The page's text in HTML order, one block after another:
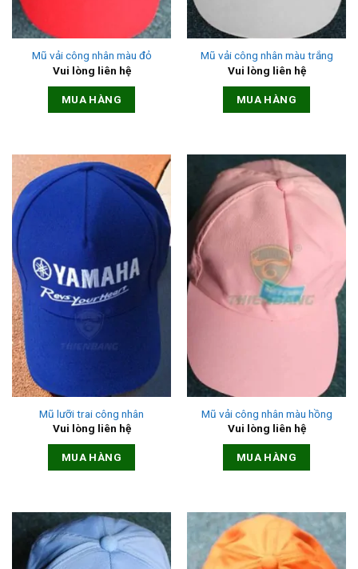
Mũ vải công nhân màu đỏ
Vui lòng liên hệ
MUA HÀNG
Mũ vải công nhân màu trắng
Vui lòng liên hệ
MUA HÀNG
Mũ lưỡi trai công nhân
Vui lòng liên hệ
MUA HÀNG
Mũ vải công nhân màu hồng
Vui lòng liên hệ
MUA HÀNG